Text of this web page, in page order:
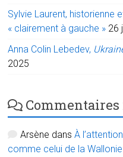
Sylvie Laurent, historienne
« clairement à gauche » 26
Anna Colin Lebedev,
2025
Commentaires
Arsène dansÀ
comme celui de la